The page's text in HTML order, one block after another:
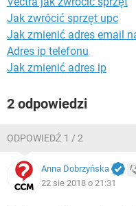
Jak zwrócić sprzęt upc
Jak zmienić adres email
Adres ip telefonu
Jak zmienić adres ip
2 odpowiedzi
ODPOWIEDŹ 1 / 2
Anna Dobrzyńska
22 sie 2018 o 21:31